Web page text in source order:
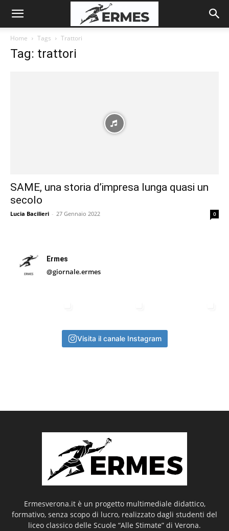
Home Tags Trattori
Tag: trattori
SAME, una storia d’impresa lunga quasi un
secolo
Lucia Bacilieri - 27 Gennaio 2022 0
Ermes
@giornale.ermes
Visita il canale Instagram
Ermesverona.it è un progetto multimediale didattico,
formativo, senza scopo di lucro, realizzato dagli studenti del
liceo classico delle Scuole “Alle Stimate” di Verona.